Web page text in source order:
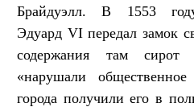
Брайдуэлл. В 1553
Эдуард VI передал замок
содержания там
«нарушали
города получили его в